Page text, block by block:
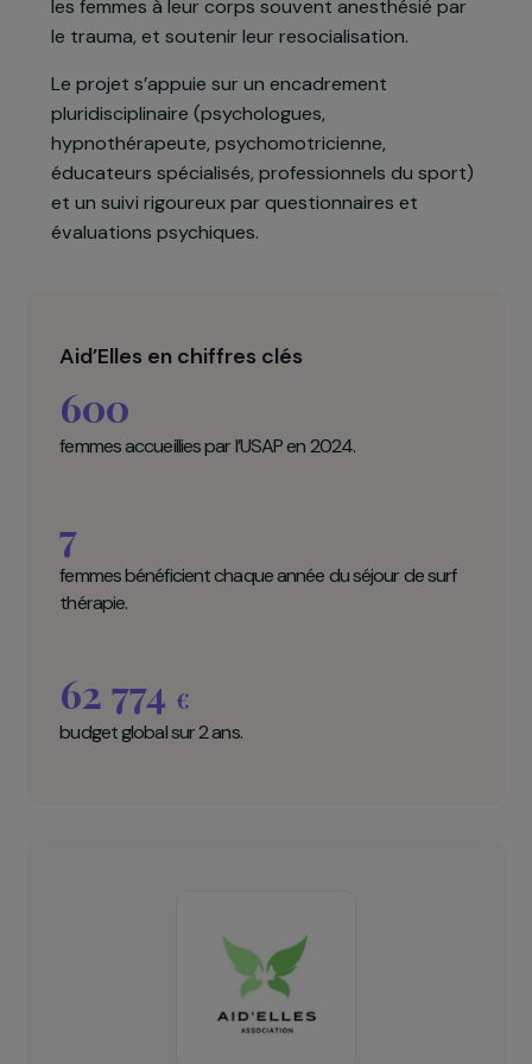
poterie et hypnothérapie), boxe thérapeutique
Ces actions visent à restaurer l’estime de soi,
favoriser la régulation émotionnelle, reconnecter
les femmes à leur corps souvent anesthésié par
le trauma, et soutenir leur resocialisation.
éducateurs spécialisés, professionnels du sport)
et un suivi rigoureux par questionnaires et
évaluations psychiques.
Aid’Elles en chiffres clés
600
budget global sur 2 ans.